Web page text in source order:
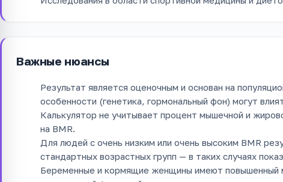
Важные нюансы
Результат является оценочным и основан на
особенности (генетика, гормональный фон) могут
Калькулятор не учитывает процент мышечной и
на BMR.
Для людей с очень низким или очень высоким BMR
стандартных возрастных групп — в таких случаях
Беременные и кормящие женщины имеют повышенный